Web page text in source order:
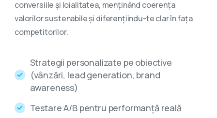
conversiile și loialitatea, menținând coerența
valorilor sustenabile și diferențiindu-te clar în fața
competitorilor.
Strategii personalizate pe obiective
(vânzări, lead generation, brand
awareness)
Testare A/B pentru performanță reală